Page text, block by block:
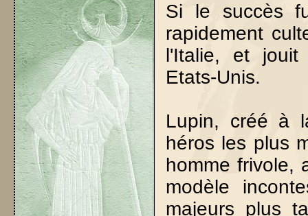
Si le succès
rapidement
l'Italie, et jouit
Etats-Unis.
Lupin, créé à
héros les plus
homme frivole,
modèle
majeurs plus